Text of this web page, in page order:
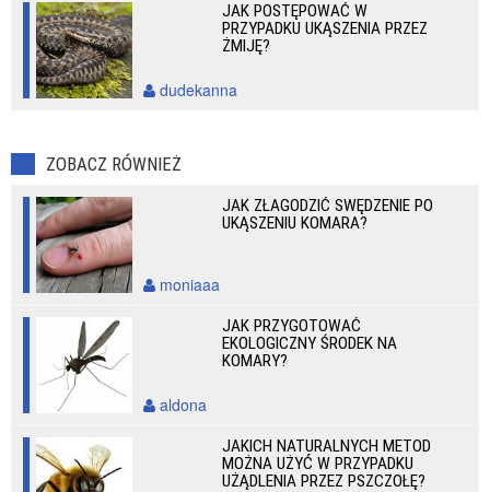
JAK POSTĘPOWAĆ W
PRZYPADKU UKĄSZENIA PRZEZ
ŻMIJĘ?
dudekanna
ZOBACZ RÓWNIEŻ
JAK ZŁAGODZIĆ SWĘDZENIE PO
UKĄSZENIU KOMARA?
moniaaa
JAK PRZYGOTOWAĆ
EKOLOGICZNY ŚRODEK NA
KOMARY?
aldona
JAKICH NATURALNYCH METOD
MOŻNA UŻYĆ W PRZYPADKU
UŻĄDLENIA PRZEZ PSZCZOŁĘ?